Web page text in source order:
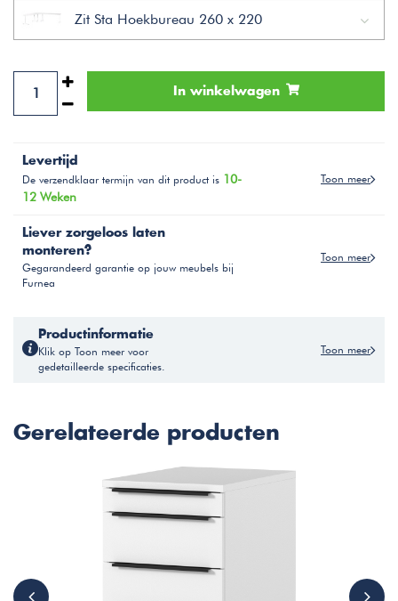
Zit Sta Hoekbureau 260 x 220
In winkelwagen
Levertijd
De verzendklaar termijn van dit product is 10-
12 Weken
Toon meer
Liever zorgeloos laten
monteren?
Gegarandeerd garantie op jouw meubels bij
Furnea
Toon meer
Productinformatie
Klik op Toon meer voor
gedetailleerde specificaties.
Toon meer
Gerelateerde producten